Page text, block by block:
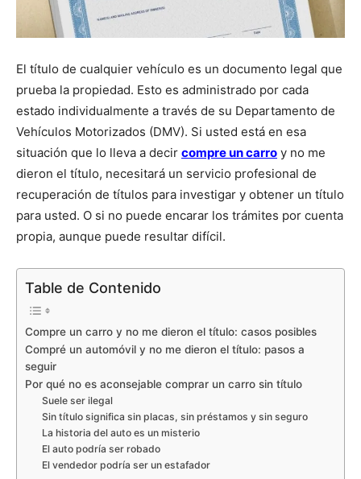
El título de cualquier vehículo es un documento legal que
prueba la propiedad. Esto es administrado por cada
estado individualmente a través de su Departamento de
Vehículos Motorizados (DMV). Si usted está en esa
situación que lo lleva a decir compre un carro y no me
dieron el título, necesitará un servicio profesional de
recuperación de títulos para investigar y obtener un título
para usted. O si no puede encarar los trámites por cuenta
propia, aunque puede resultar difícil.
Table de Contenido
Compre un carro y no me dieron el título: casos posibles
Compré un automóvil y no me dieron el título: pasos a
seguir
Por qué no es aconsejable comprar un carro sin título
Suele ser ilegal
Sin título significa sin placas, sin préstamos y sin seguro
La historia del auto es un misterio
El auto podría ser robado
El vendedor podría ser un estafador